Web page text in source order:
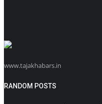
www.tajakhabars.in
RANDOM POSTS